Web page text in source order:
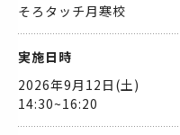
そろタッチ月寒校
実施日時
2026年9月12日(土)
14:30~16:20